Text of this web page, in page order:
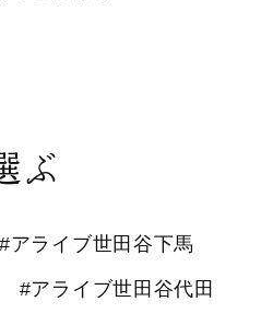
ぶ
#アライブ世田谷下馬
#アライブ世田谷代田